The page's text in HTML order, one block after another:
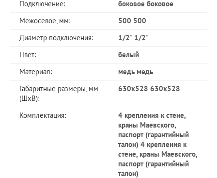
Подключение:
боковое боковое
Межосевое, мм:
500 500
Диаметр подключения:
1/2" 1/2"
Цвет:
белый
Материал:
медь медь
Габаритные размеры, мм
(ШхВ):
630х528 630х528
Комплектация:
4 крепления к стене,
краны Маевского,
паспорт (гарантийный
талон) 4 крепления к
стене, краны Маевского,
паспорт (гарантийный
талон)